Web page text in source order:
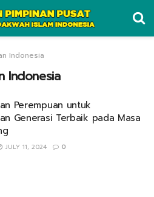
Indonesia
Indonesia
Perempuan untuk
Generasi Terbaik pada Masa
JULY 11, 2024 0